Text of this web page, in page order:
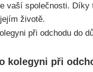
vaší společnosti.
životě.
kolegyni při